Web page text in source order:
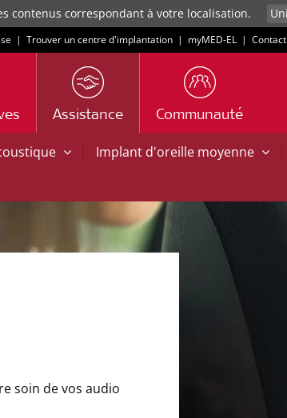
contenus correspondant à votre localisation.
| Trouver un centre d'implantation | myMED‑EL | Contact
Assistance Communauté
| Implant d'oreille moyenne |
soin de vos audio